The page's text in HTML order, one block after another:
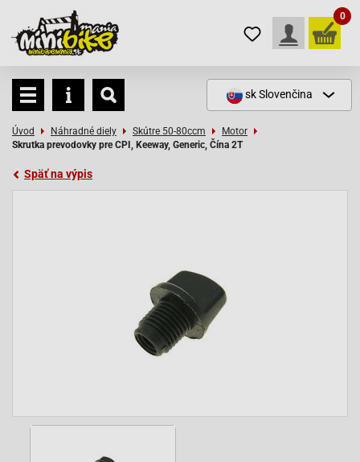
0
skSlovenčina
Úvod Náhradné diely Skútre 50-80ccm
Motor
Skrutka prevodovky pre CPI, Keeway, Generic, Čína 2T
Späť na výpis